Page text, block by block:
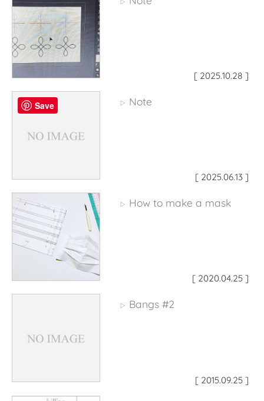
[ 2025.10.28 ]
▷ Note
[ 2025.06.13 ]
▷ How to make a mask
[ 2020.04.25 ]
▷ Bangs #2
[ 2015.09.25 ]
Save